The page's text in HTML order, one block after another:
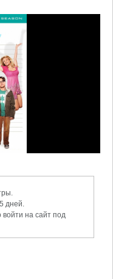
дней.
войти на сайт под